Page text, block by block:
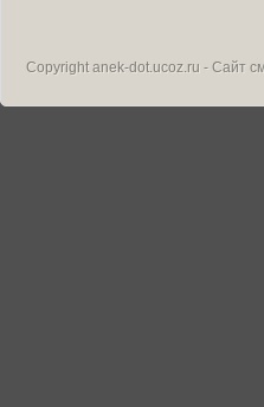
Copyrightanek-dot.ucoz.ru - Сайт